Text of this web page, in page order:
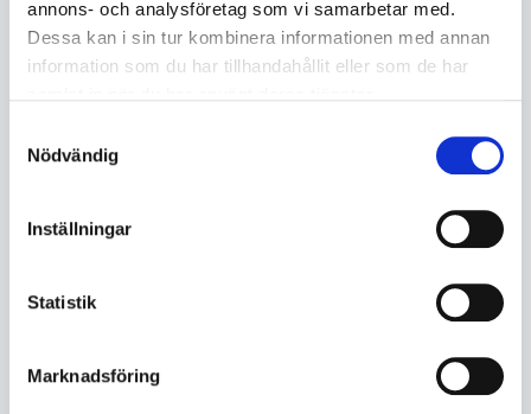
annons- och analysföretag som vi samarbetar med.
Dessa kan i sin tur kombinera informationen med annan
information som du har tillhandahållit eller som de har
Nödvändig
Inställningar
Statistik
Marknadsföring
BK150013709499D100
Ej i lager
BK150013709499D104
Ej i lager